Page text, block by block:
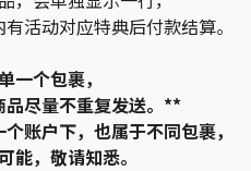
活动对应特典后付款结算。
个包裹，
品尽量不重复发送。**
账户下，也属于不同包裹，
能，敬请知悉。